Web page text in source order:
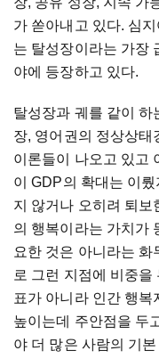
가 쏟아내고 있다. 심
는 탈성장이라는 가장
야에 등장하고 있다.
탈성장과 궤를 같이 하
장, 영어권의 정상상태
이론들이 나오고 있고
이 GDP의 확대는 이
지 않거나 오히려 퇴보
의 행복이라는 가치가
요한 것은 아니라는
로 그런 지점에 비중
표가 아니라 인간 행
높이는데 주안점을 두
야 더 많은 사람의 기